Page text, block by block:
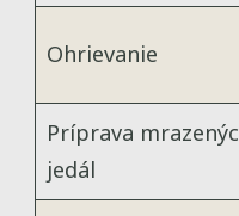
Ohrievanie
Príprava
jedál